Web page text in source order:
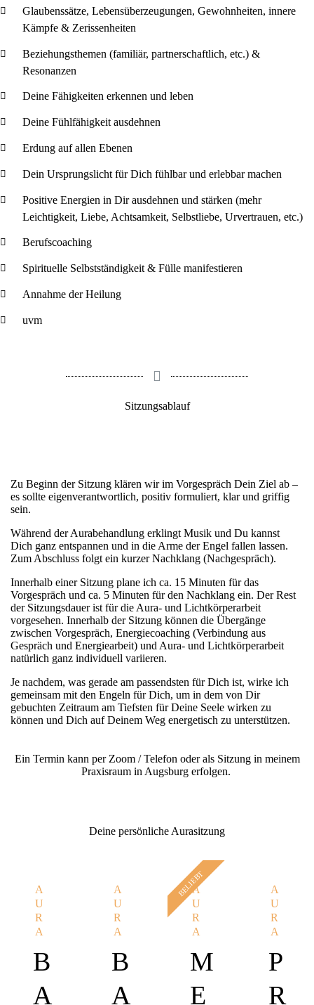
Glaubenssätze, Lebensüberzeugungen, Gewohnheiten, innere
Kämpfe & Zerissenheiten
Beziehungsthemen (familiär, partnerschaftlich, etc.) &
Resonanzen
Deine Fähigkeiten erkennen und leben
Deine Fühlfähigkeit ausdehnen
Erdung auf allen Ebenen
Dein Ursprungslicht für Dich fühlbar und erlebbar machen
Positive Energien in Dir ausdehnen und stärken (mehr
Leichtigkeit, Liebe, Achtsamkeit, Selbstliebe, Urvertrauen, etc.)
Berufscoaching
Spirituelle Selbstständigkeit & Fülle manifestieren
Annahme der Heilung
uvm
Sitzungsablauf
Zu Beginn der Sitzung klären wir im Vorgespräch Dein Ziel ab –
es sollte eigenverantwortlich, positiv formuliert, klar und griffig
sein.
Während der Aurabehandlung erklingt Musik und Du kannst
Dich ganz entspannen und in die Arme der Engel fallen lassen.
Zum Abschluss folgt ein kurzer Nachklang (Nachgespräch).
Innerhalb einer Sitzung plane ich ca. 15 Minuten für das
Vorgespräch und ca. 5 Minuten für den Nachklang ein. Der Rest
der Sitzungsdauer ist für die Aura- und Lichtkörperarbeit
vorgesehen. Innerhalb der Sitzung können die Übergänge
zwischen Vorgespräch, Energiecoaching (Verbindung aus
Gespräch und Energiearbeit) und Aura- und Lichtkörperarbeit
natürlich ganz individuell variieren.
Je nachdem, was gerade am passendsten für Dich ist, wirke ich
gemeinsam mit den Engeln für Dich, um in dem von Dir
gebuchten Zeitraum am Tiefsten für Deine Seele wirken zu
können und Dich auf Deinem Weg energetisch zu unterstützen.
Ein Termin kann per Zoom / Telefon oder als Sitzung in meinem
Praxisraum in Augsburg erfolgen.
Deine persönliche Aurasitzung
A
U
R
A
B
A
A
U
R
A
B
A
BELIEBT
A
U
R
A
M
E
A
U
R
A
P
R